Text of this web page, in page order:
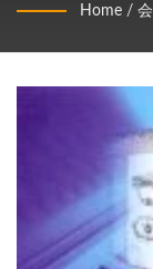
Home /